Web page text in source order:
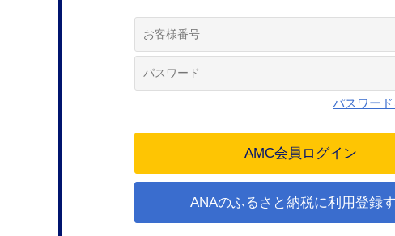
パスワー
ANAのふるさと納税に利用登録